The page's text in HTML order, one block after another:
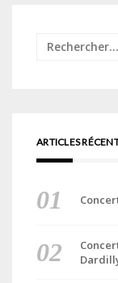
Rechercher :
ARTICLES